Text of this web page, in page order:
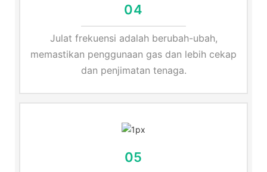
04
Julat frekuensi adalah berubah-ubah,
memastikan penggunaan gas dan lebih cekap
dan penjimatan tenaga.
05